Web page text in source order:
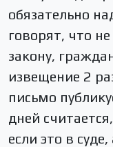
обязательно
говорят, что
закону,
извещение 2
письмо
дней
если это в